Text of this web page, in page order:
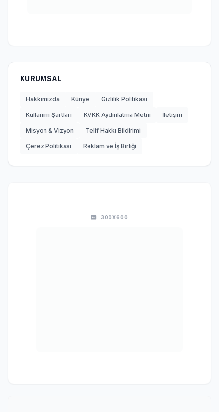
KURUMSAL
Hakkımızda Künye Gizlilik Politikası
Kullanım Şartları KVKK Aydınlatma Metni İletişim
Misyon & Vizyon Telif Hakkı Bildirimi
Çerez Politikası Reklam ve İş Birliği
300X600